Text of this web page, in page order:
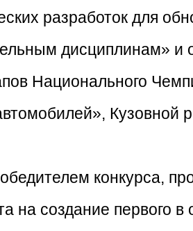
разработок для
дисциплинам» и
Национального
Кузовной
конкурса,
на создание первого